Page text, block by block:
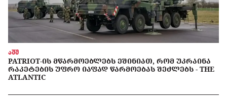
აშშ
PATRIOT-ᲘᲡ ᲛᲬᲐᲠᲛᲝᲔᲑᲚᲔᲑᲡ ᲔᲨᲘᲜᲘᲐᲗ, ᲠᲝᲛ ᲣᲙᲠᲐᲘᲜᲐ
ᲠᲐᲙᲔᲢᲔᲑᲘᲡ ᲣᲤᲠᲝ ᲘᲐᲤᲐᲓ ᲬᲐᲠᲛᲝᲔᲑᲐᲡ ᲨᲔᲫᲚᲔᲑᲡ - THE
ATLANTIC